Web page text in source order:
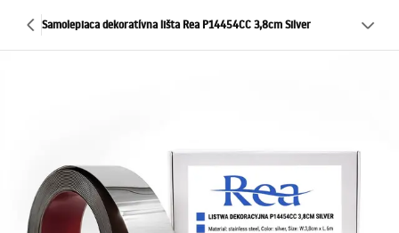
Samolepiaca dekoratívna lišta Rea P14454CC 3,8cm Silver